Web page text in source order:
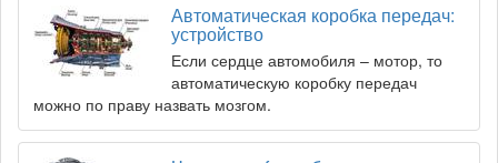
Автоматическая коробка передач:
устройство
Если сердце автомобиля – мотор, то
автоматическую коробку передач
можно по праву назвать мозгом.